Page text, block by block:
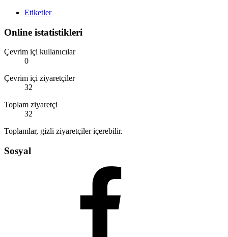
Etiketler
Online istatistikleri
Çevrim içi kullanıcılar
0
Çevrim içi ziyaretçiler
32
Toplam ziyaretçi
32
Toplamlar, gizli ziyaretçiler içerebilir.
Sosyal